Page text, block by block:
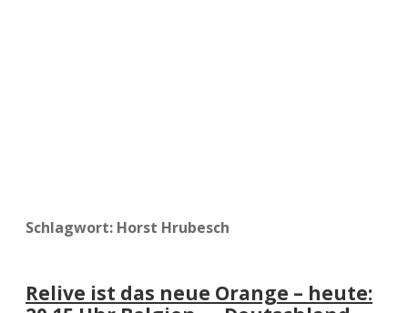
Schlagwort: Horst Hrubesch
Relive ist das neue Orange – heute: